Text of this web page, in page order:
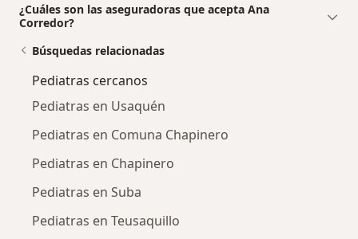
¿Cuáles son las aseguradoras que acepta Ana
Corredor?
Búsquedas relacionadas
Pediatras cercanos
Pediatras en Usaquén
Pediatras en Comuna Chapinero
Pediatras en Chapinero
Pediatras en Suba
Pediatras en Teusaquillo